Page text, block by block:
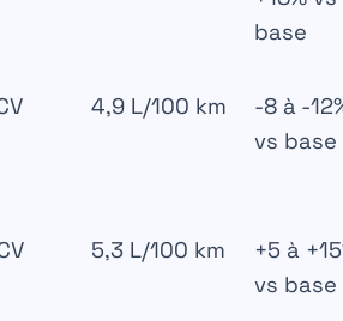
base
4,9 L/100 km
-8 à -
vs base
5,3 L/100 km
+5 à
vs base